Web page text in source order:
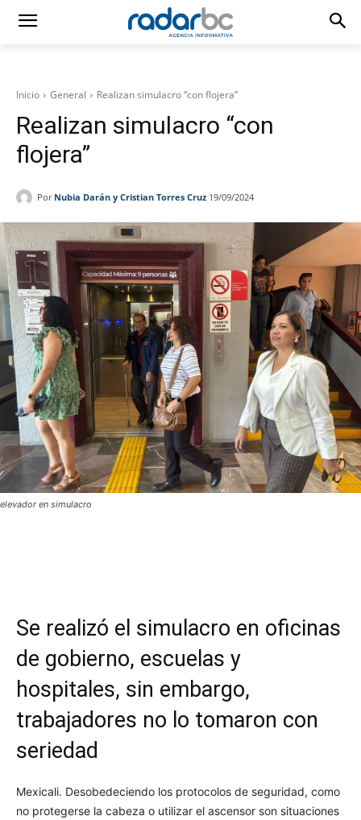
Inicio General Realizan simulacro “con flojera”
Realizan simulacro “con
flojera”
Por Nubia Darán y Cristian Torres Cruz 19/09/2024
elevador en simulacro
Se realizó el simulacro en oficinas
de gobierno, escuelas y
hospitales, sin embargo,
trabajadores no lo tomaron con
seriedad
Mexicali. Desobedeciendo los protocolos de seguridad, como
no protegerse la cabeza o utilizar el ascensor son situaciones